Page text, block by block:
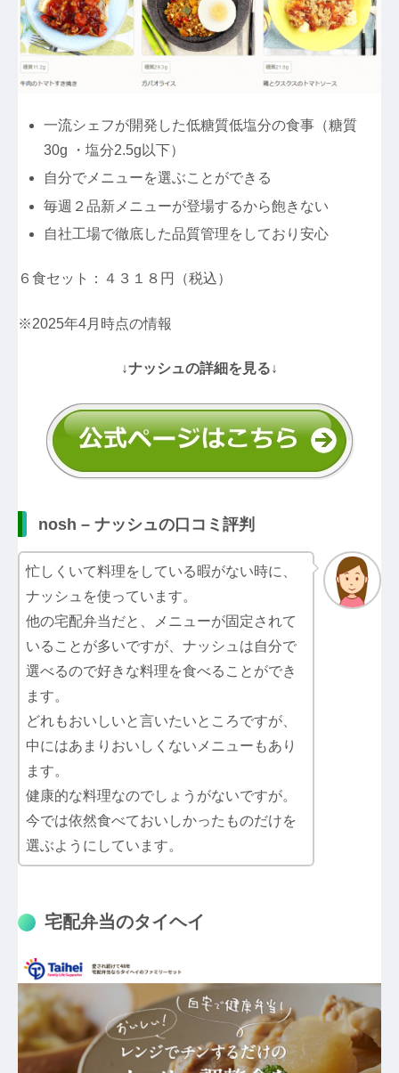
一流シェフが開発した低糖質低塩分の食事（糖質
30g ・塩分2.5g以下）
自分でメニューを選ぶことができる
毎週２品新メニューが登場するから飽きない
自社工場で徹底した品質管理をしており安心
６食セット：４３１８円（税込）
※2025年4月時点の情報
↓ナッシュの詳細を見る↓
nosh – ナッシュの口コミ評判
忙しくいて料理をしている暇がない時に、
ナッシュを使っています。
他の宅配弁当だと、メニューが固定されて
いることが多いですが、ナッシュは自分で
選べるので好きな料理を食べることができ
ます。
どれもおいしいと言いたいところですが、
中にはあまりおいしくないメニューもあり
ます。
健康的な料理なのでしょうがないですが。
今では依然食べておいしかったものだけを
選ぶようにしています。
宅配弁当のタイヘイ